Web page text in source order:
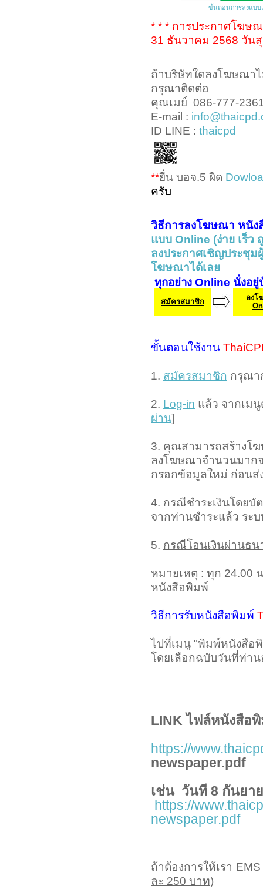
ขั้นตอนการลงแบบ
* * * การประกาศโฆษ
31 ธันวาคม 2568 วัน
ถ้าบริษัทใดลงโฆษณา
กรุณาติดต่อ
คุณเมย์ 086-777-
E-mail :
ID LINE : thaicpd
**ยื่น บอจ.5 ผิด
ครับ
วิธีการลงโฆษณา หนัง
แบบ Online (ง่าย เร็ว
ลงประกาศเชิญประชุ
โฆษณาได้เลย
ทุกอย่าง Online นั่งอยู่
สมัครสมาชิก
ลง
ขั้นตอนใช้งาน
1. สมัครสมาชิก กรุณา
2. Log-in แล้ว จากเม
ผ่าน]
3. คุณสามารถสร้างโ
ลงโฆษณาจำนวนมาก
กรอกข้อมูลใหม่ ก่อนส่
4. กรณีชำระเงินโดยบั
จากท่านชำระแล้ว ร
5. กรณีโอนเงินผ่านธน
หมายเหตุ : ทุก 24.00
หนังสือพิมพ์
วิธีการรับหนังสือพิมพ์
ไปที่เมนู "พิมพ์หนังสือ
โดยเลือกฉบับวันที่ท่า
LINK ไฟล์หนังสือ
https://
newspaper.pdf
เช่น วันที 8 กันยา
https://
newspaper.pdf
ถ้าต้องการให้เรา
ละ 250 บาท)